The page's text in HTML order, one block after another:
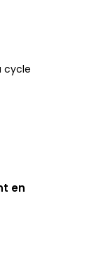
cycle
en